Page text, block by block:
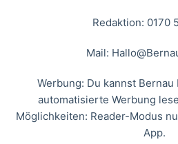
Redaktion: 0170
Mail:
Werbung: Du kannst
automatisierte Werbung
Möglichkeiten: Reader-Modus
App.